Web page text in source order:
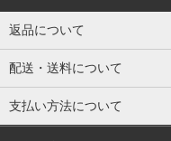
返品について
配送・送料について
支払い方法について